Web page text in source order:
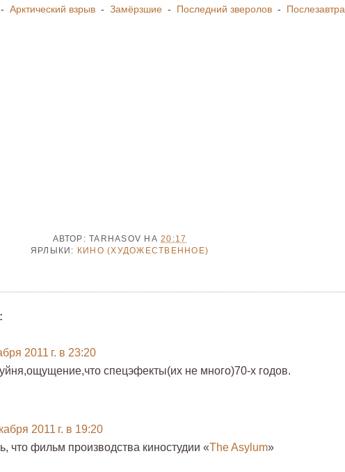
Арктический взрыв- Замёрзшие- Последний зверолов- Послезавтра
АВТОР:TARHASOV НА20:17
ЯРЛЫКИ: КИНО (ХУДОЖЕСТВЕННОЕ)
2011 г. в 23:20
спецэфекты(их не много)70-х годов.
2011 г. в 19:20
что фильм производства киностудии «The Asylum»